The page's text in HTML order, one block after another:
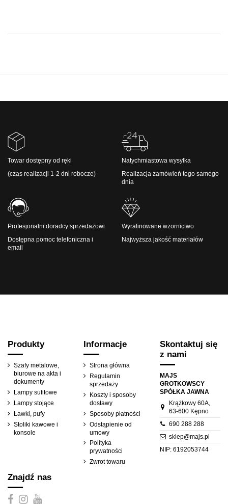
Towar dostępny od ręki
(czas realizacji 1-2 dni robocze)
Natychmiastowa wysyłka
Realizacja zamówień tego samego
dnia
Profesjonalni doradcy sprzedażowi
Dostępna pomoc telefoniczna i
email
Wyrafinowane wzornictwo
Najwyższa jakość materiałów
Produkty
Szafy metalowe,
biurowe na akta i
dokumenty
Lampy sufitowe
Lampy stojące
Ławki, pufy
Stoliki kawowe i
konsole
Informacje
Strona główna
Regulamin
sprzedaży
Koszty i sposoby
dostawy
Sposoby płatności
Odstąpienie od
umowy
Polityka
prywatności
Zwrot towaru
Skontaktuj się
z nami
MAJS
GROTKOWSCY
SPÓŁKA JAWNA
Krążkowy 60A,
63-600 Kępno
690 288 288
sklep@majs.pl
NIP: 6192053744
Znajdź nas